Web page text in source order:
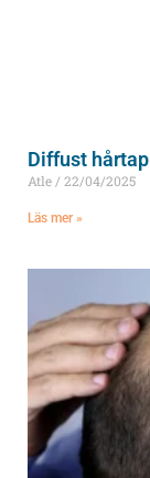
Diffust
Atle 22/04/2025
Läs mer »